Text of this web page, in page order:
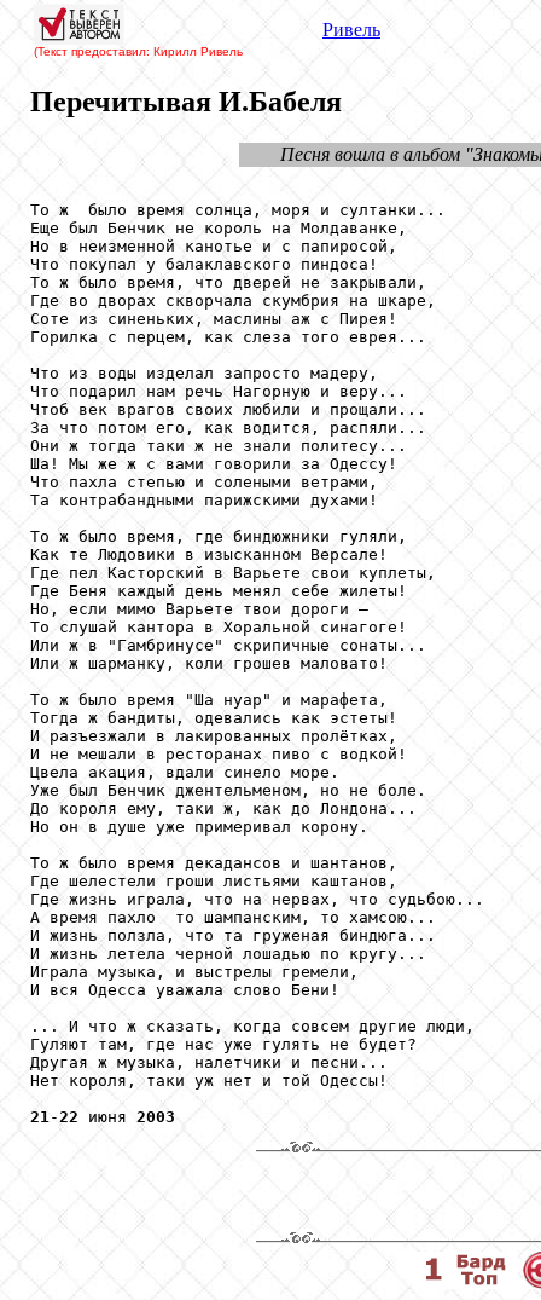
(Текст предоставил: Кирилл Ривель
Ривель
Перечитывая И.Бабеля
Песня вошла в альбом
То ж  было время солнца, моря и султанки...
Еще был Бенчик не король на Молдаванке,
Но в неизменной канотье и с папиросой,
Что покупал у балаклавского пиндоса!
То ж было время, что дверей не закрывали,
Где во дворах скворчала скумбрия на шкаре,
Соте из синеньких, маслины аж с Пирея!
Горилка с перцем, как слеза того еврея...
Что из воды изделал запросто мадеру,
Что подарил нам речь Нагорную и веру...
Чтоб век врагов своих любили и прощали...
За что потом его, как водится, распяли...
Они ж тогда таки ж не знали политесу...
Ша! Мы же ж с вами говорили за Одессу!
Что пахла степью и солеными ветрами,
Та контрабандными парижскими духами!
То ж было время, где биндюжники гуляли,
Как те Людовики в изысканном Версале!
Где пел Касторский в Варьете свои куплеты,
Где Беня каждый день менял себе жилеты!
Но, если мимо Варьете твои дороги –
То слушай кантора в Хоральной синагоге!
Или ж в "Гамбринусе" скрипичные сонаты...
Или ж шарманку, коли грошев маловато!
То ж было время "Ша нуар" и марафета,
Тогда ж бандиты, одевались как эстеты!
И разъезжали в лакированных пролётках,
И не мешали в ресторанах пиво с водкой!
Цвела акация, вдали синело море.
Уже был Бенчик джентельменом, но не боле.
До короля ему, таки ж, как до Лондона...
Но он в душе уже примеривал корону.
То ж было время декадансов и шантанов,
Где шелестели гроши листьями каштанов,
Где жизнь играла, что на нервах, что судьбою...
А время пахло  то шампанским, то хамсою...
И жизнь ползла, что та груженая биндюга...
И жизнь летела черной лошадью по кругу...
Играла музыка, и выстрелы гремели,
И вся Одесса уважала слово Бени!
... И что ж сказать, когда совсем другие люди,
Гуляют там, где нас уже гулять не будет?
Другая ж музыка, налетчики и песни...
Нет короля, таки уж нет и той Одессы!
21-22 июня 2003